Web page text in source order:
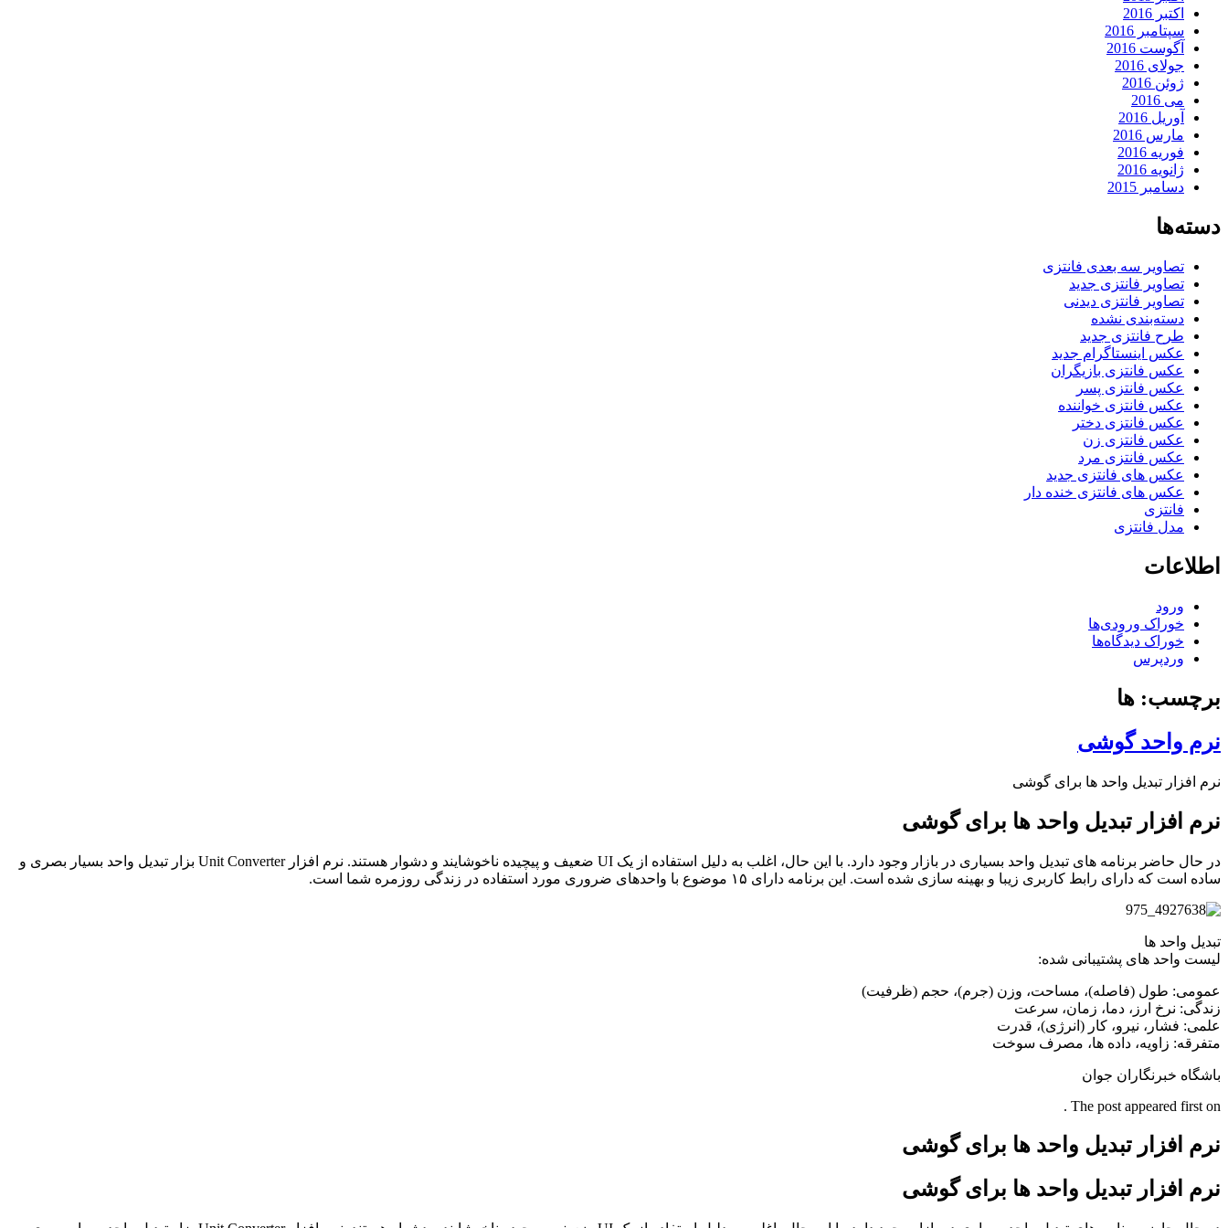
اکتبر 2016
سپتامبر 2016
آگوست 2016
جولای 2016
ژوئن 2016
می 2016
آوریل 2016
مارس 2016
فوریه 2016
ژانویه 2016
دسامبر 2015
دسته‌ها
تصاویر سه بعدی فانتزی
تصاویر فانتزی جدید
تصاویر فانتزی دیدنی
دسته‌بندی نشده
طرح فانتزی جدید
عکس اینستاگرام جدید
عکس فانتزی بازیگران
عکس فانتزی پسر
عکس فانتزی خواننده
عکس فانتزی دختر
عکس فانتزی زن
عکس فانتزی مرد
عکس های فانتزی جدید
عکس های فانتزی خنده دار
فانتزی
مدل فانتزی
اطلاعات
ورود
خوراک ورودی‌ها
خوراک دیدگاه‌ها
وردپرس
برچسب: ها
نرم واحد گوشی
نرم افزار تبدیل واحد ها برای گوشی
نرم افزار تبدیل واحد ها برای گوشی
در حال حاضر برنامه های تبدیل واحد بسیاری در بازار وجود دارد. با این حال، اغلب به دلیل استفاده از یک UI ضعیف و پیچیده ناخوشایند و دشوار هستند. نرم افزار Unit Converter بزار تبدیل واحد بسیار بصری و
ساده است که دارای رابط کاربری زیبا و بهینه سازی شده است. این برنامه دارای ۱۵ موضوع با واحدهای ضروری مورد استفاده در زندگی روزمره شما است.
تبدیل واحد ها
لیست واحد های پشتیبانی شده:
عمومی: طول (فاصله)، مساحت، وزن (جرم)، حجم (ظرفیت)
زندگی: نرخ ارز، دما، زمان، سرعت
علمی: فشار، نیرو، کار (انرژی)، قدرت
متفرقه: زاویه، داده ها، مصرف سوخت
باشگاه خبرنگاران جوان
The post appeared first on .
نرم افزار تبدیل واحد ها برای گوشی
نرم افزار تبدیل واحد ها برای گوشی